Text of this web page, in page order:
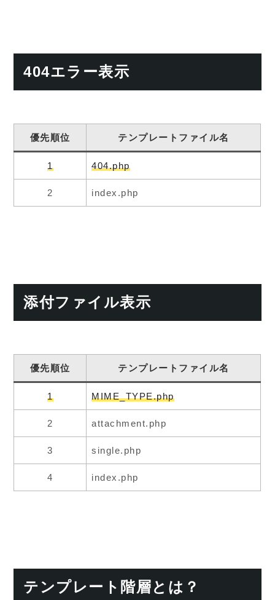
404エラー表示
優先順位 テンプレートファイル名
1 404.php
2 index.php
添付ファイル表示
優先順位 テンプレートファイル名
1 MIME_TYPE.php
2 attachment.php
3 single.php
4 index.php
テンプレート階層とは？